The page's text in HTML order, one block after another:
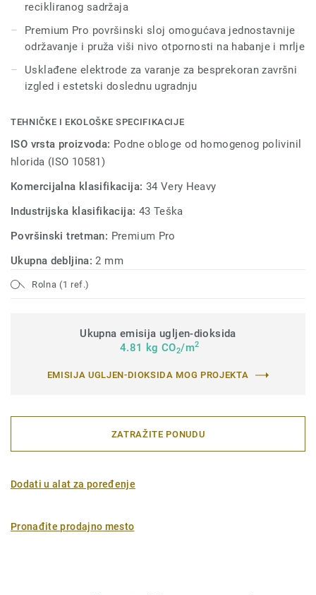
recikliranog sadržaja
Premium Pro površinski sloj omogućava jednostavnije
održavanje i pruža viši nivo otpornosti na habanje i mrlje
Usklađene elektrode za varanje za besprekoran završni
izgled i estetski doslednu ugradnju
TEHNIČKE I EKOLOŠKE SPECIFIKACIJE
ISO vrsta proizvoda: Podne obloge od homogenog polivinil
hlorida (ISO 10581)
Komercijalna klasifikacija: 34 Very Heavy
Industrijska klasifikacija: 43 Teška
Površinski tretman: Premium Pro
Ukupna debljina:2 mm
Rolna (1 ref.)
Ukupna emisija ugljen-dioksida
4.81 kg CO2/m2
EMISIJA UGLJEN-DIOKSIDA MOG PROJEKTA
ZATRAŽITE PONUDU
Dodati u alat za poređenje
Pronađite prodajno mesto